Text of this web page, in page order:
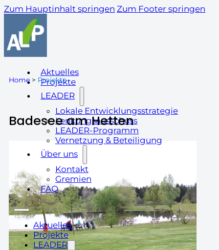
Zum Hauptinhalt springen Zum Footer springen
Aktuelles
Projekte
LEADER
Lokale Entwicklungsstrategie
Lenkungsausschuss
LEADER-Programm
Vernetzung & Beteiligung
Über uns
Kontakt
Gremien
FAQ
Aktuelles
Projekte
LEADER
Home > Projekte
Badesee am Hetten